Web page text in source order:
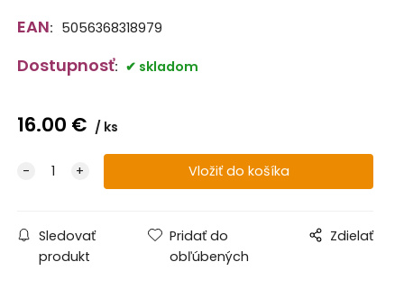
EAN: 5056368318979
Dostupnosť: skladom
16.00 € ks
Sledovať
produkt
Pridať do
obľúbených
Zdielať